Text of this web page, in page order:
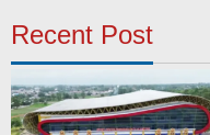
Recent Post